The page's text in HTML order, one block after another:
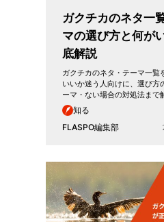
ガクチカのネタ一
マの選び方と何が
底解説
ガクチカのネタ・テーマ一覧
いいか迷う人向けに、選び方
ーマ・ない場合の対処法まで
知る
FLASPO編集部